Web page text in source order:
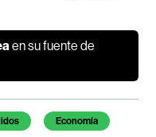
en su fuente de
Economía